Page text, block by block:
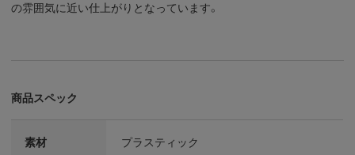
の雰囲気に近い仕上がりとなっています。
商品スペック
素材 プラスティック